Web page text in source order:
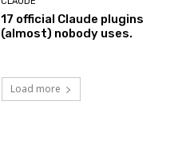
17 official Claude plugins
(almost) nobody uses.
Load more